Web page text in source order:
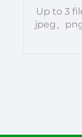
Up to 3
jpeg、